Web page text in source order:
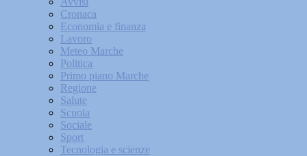
Cronaca
Economia e finanza
Lavoro
Meteo Marche
Politica
Primo piano Marche
Regione
Salute
Scuola
Sociale
Sport
Tecnologia e scienze